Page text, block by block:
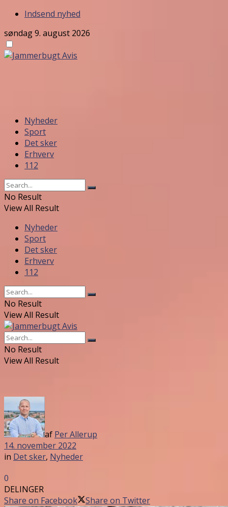
Indsend nyhed
søndag 9. august 2026
Nyheder
Sport
Det sker
Erhverv
112
No Result
View All Result
Nyheder
Sport
Det sker
Erhverv
112
No Result
View All Result
No Result
View All Result
af Per Allerup
14. november 2022
in Det sker, Nyheder
0
DELINGER
Share on Facebook
Share on Twitter